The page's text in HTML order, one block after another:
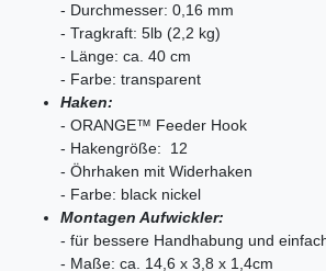
- Durchmesser: 0,16 mm
- Tragkraft: 5lb (2,2 kg)
- Länge: ca. 40 cm
- Farbe: transparent
Haken:
- ORANGE™ Feeder Hook
- Hakengröße: 12
- Öhrhaken mit Widerhaken
- Farbe: black nickel
Montagen Aufwickler:
- für bessere Handhabung und
- Maße: ca. 14,6 x 3,8 x 1,4cm